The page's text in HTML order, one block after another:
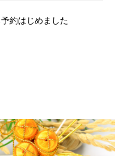
約はじめました